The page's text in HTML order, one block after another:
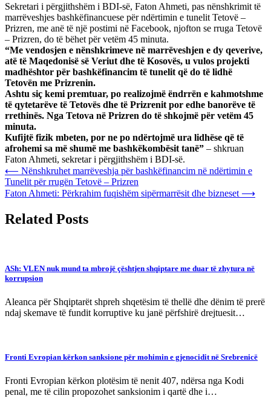
Sekretari i përgjithshëm i BDI-së, Faton Ahmeti, pas nënshkrimit të
marrëveshjes bashkëfinancuese për ndërtimin e tunelit Tetovë –
Prizren, me anë të një postimi në Facebook, njofton se rruga Tetovë
– Prizren, do të bëhet për vetëm 45 minuta.
“Me vendosjen e nënshkrimeve në marrëveshjen e dy qeverive,
atë të Maqedonisë së Veriut dhe të Kosovës, u vulos projekti
madhështor për bashkëfinancim të tunelit që do të lidhë
Tetovën me Prizrenin.
Ashtu siç kemi premtuar, po realizojmë ëndrrën e kahmotshme
të qytetarëve të Tetovës dhe të Prizrenit por edhe banorëve të
rrethinës. Nga Tetova në Prizren do të shkojmë për vetëm 45
minuta.
Kufijtë fizik mbeten, por ne po ndërtojmë ura lidhëse që të
afrohemi sa më shumë me bashkëkombësit tanë” – shkruan
Faton Ahmeti, sekretar i përgjithshëm i BDI-së.
Post
navigation
⟵ Nënshkruhet marrëveshja për bashkëfinancim në ndërtimin e
Tunelit për rrugën Tetovë – Prizren
Faton Ahmeti: Përkrahim fuqishëm sipërmarrësit dhe bizneset ⟶
Related Posts
ASh: VLEN nuk mund ta mbrojë çështjen shqiptare me duar të zhytura në
korrupsion
Aleanca për Shqiptarët shpreh shqetësim të thellë dhe dënim të prerë
ndaj skemave të fundit korruptive ku janë përfshirë drejtuesit…
Fronti Evropian kërkon sanksione për mohimin e gjenocidit në Srebrenicë
Fronti Evropian kërkon plotësim të nenit 407, ndërsa nga Kodi
penal, me të cilin propozohet sanksionim i qartë dhe i…